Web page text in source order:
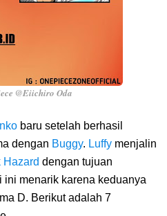
Yang Mampu Menipu Sensor
Milik Sanji
Champions, Apa Klub Jagoan
Termasuk
Yang Berada Di Kawasan
@Eiichiro Oda
baru setelah berhasil
dengan Buggy. Luffy menjalin
Hazard dengan tujuan
ini menarik karena keduanya
D. Berikut adalah 7